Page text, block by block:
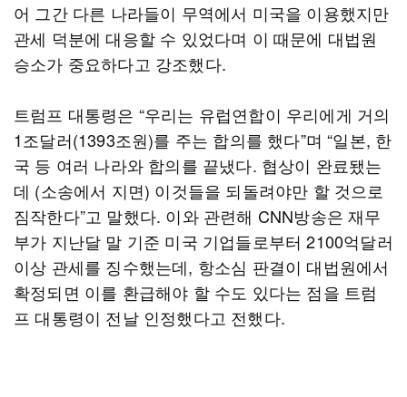
어 그간 다른 나라들이 무역에서 미국을 이용했지만
관세 덕분에 대응할 수 있었다며 이 때문에 대법원
승소가 중요하다고 강조했다.
트럼프 대통령은 “우리는 유럽연합이 우리에게 거의
1조달러(1393조원)를 주는 합의를 했다”며 “일본, 한
국 등 여러 나라와 합의를 끝냈다. 협상이 완료됐는
데 (소송에서 지면) 이것들을 되돌려야만 할 것으로
짐작한다”고 말했다. 이와 관련해 CNN방송은 재무
부가 지난달 말 기준 미국 기업들로부터 2100억달러
이상 관세를 징수했는데, 항소심 판결이 대법원에서
확정되면 이를 환급해야 할 수도 있다는 점을 트럼
프 대통령이 전날 인정했다고 전했다.